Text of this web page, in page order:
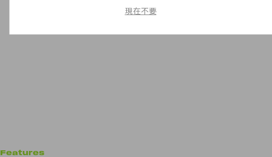
Features
現在不要